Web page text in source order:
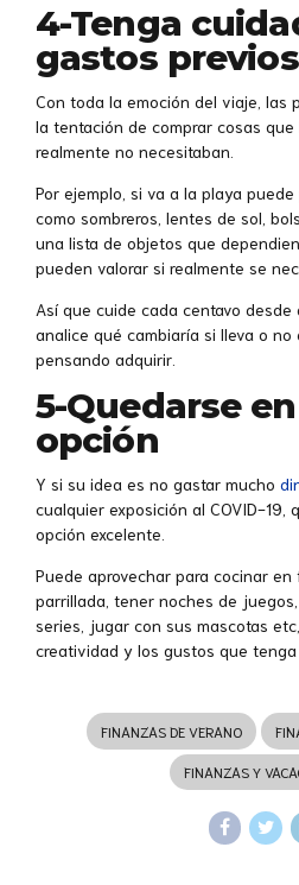
4-Tenga
gastos
Con toda la emoción del viaje, las
la tentación de comprar cosas
realmente no necesitaban.
Por ejemplo, si va a la playa
como sombreros, lentes de sol,
una lista de objetos que
pueden valorar si realmente se
Así que cuide cada centavo
analice qué cambiaría si lleva o
pensando adquirir.
5-Quedarse
opción
Y si su idea es no gastar mucho
cualquier exposición al COVID-19,
opción excelente.
Puede aprovechar para cocinar
parrillada, tener noches de
series, jugar con sus mascotas
creatividad y los gustos que tenga
FINANZAS DE VERANO
FINANZAS Y